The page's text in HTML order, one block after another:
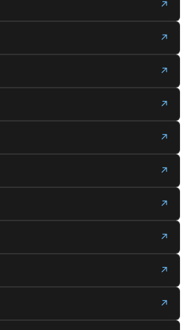
↗
↗
↗
↗
↗
↗
↗
↗
↗
↗